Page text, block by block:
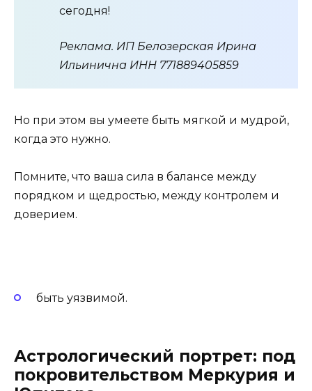
сегодня!
Реклама. ИП Белозерская Ирина
Ильинична ИНН 771889405859
Но при этом вы умеете быть мягкой и мудрой,
когда это нужно.
Помните, что ваша сила в балансе между
порядком и щедростью, между контролем и
доверием.
быть уязвимой.
Астрологический портрет: под
покровительством Меркурия и